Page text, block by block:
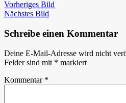
Vorheriges Bild
Nächstes Bild
Schreibe einen Kommentar
Deine E-Mail-Adresse wird nicht
Felder sind mit * markiert
Kommentar *